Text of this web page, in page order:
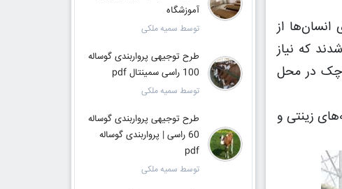
از
که نیاز
در محل
زینتی و
آموزشگاه
توسط سمیه ملکی
طرح توجیهی پرواربندی گوساله
100 راسی سمینتال pdf
توسط سمیه ملکی
طرح توجیهی پرواربندی گوساله
60 راسی | پرواربندی گوساله
pdf
توسط سمیه ملکی